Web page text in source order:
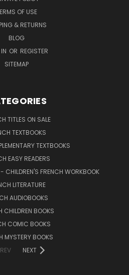
OF USE
& RETURNS
BLOG
OR REGISTER
SITEMAP
TITLES ON SALE
TEXTBOOKS
TEXTBOOKS
EASY READERS
CHILDREN'S FRENCH WORKBOOK
LITERATURE
AUDIOBOOKS
CHILDREN BOOKS
COMIC BOOKS
MYSTERY BOOKS
NEXT